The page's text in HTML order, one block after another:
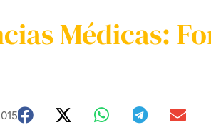
Médicas: